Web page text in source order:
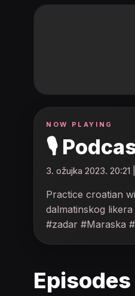
NOW PLAYING
🎙️
3. ožujka 2023. 20:21
Practice croatian
dalmatinskog
#zadar #Maraska
Episodes